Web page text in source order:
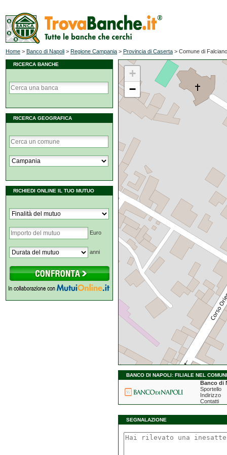
Home > Banco di Napoli > Regione Campania > Provincia di Caserta > Comune di
RICERCA BANCHE
RICERCA GEOGRAFICA
RICHIEDI ONLINE IL TUO MUTUO
Euro
anni
+
−
BANCO DI NAPOLI: FILIALE NEL
Banco di
Sportello
Indirizzo
Contatti
SEGNALAZIONE